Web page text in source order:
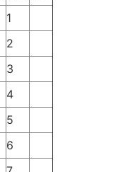
1
2
3
4
5
6